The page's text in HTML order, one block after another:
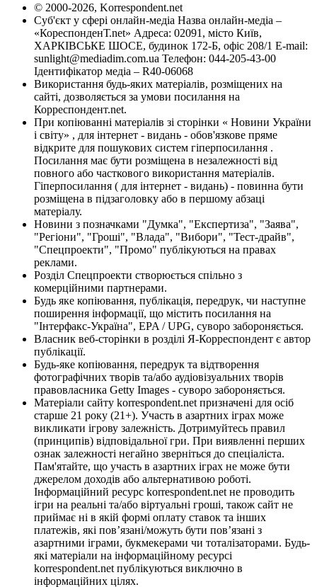
© 2000-2026, Korrespondent.net
Суб'єкт у сфері онлайн-медіа Назва онлайн-медіа –
«КореспонденТ.net» Адреса: 02091, місто Київ,
ХАРКІВСЬКЕ ШОСЕ, будинок 172-Б, офіс 208/1 E-mail:
sunlight@mediadim.com.ua Телефон: 044-205-43-00
Ідентифікатор медіа – R40-06068
Використання будь-яких матеріалів, розміщених на
сайті, дозволяється за умови посилання на
Корреспондент.net.
При копіюванні матеріалів зі сторінки « Новини України
і світу» , для інтернет - видань - обов'язкове пряме
відкрите для пошукових систем гіперпосилання .
Посилання має бути розміщена в незалежності від
повного або часткового використання матеріалів.
Гіперпосилання ( для інтернет - видань) - повинна бути
розміщена в підзаголовку або в першому абзаці
матеріалу.
Новини з позначками "Думка", "Експертиза", "Заява",
"Регіони", "Гроші", "Влада", "Вибори", "Тест-драйв",
"Спецпроекти", "Промо" публікуються на правах
реклами.
Розділ Спецпроекти створюється спільно з
комерційними партнерами.
Будь яке копіювання, публікація, передрук, чи наступне
поширення інформації, що містить посилання на
"Інтерфакс-Україна", EPA / UPG, суворо забороняється.
Власник веб-сторінки в розділі Я-Корреспондент є автор
публікації.
Будь-яке копіювання, передрук та відтворення
фотографічних творів та/або аудіовізуальних творів
правовласника Getty Images - суворо забороняється.
Матеріали сайту korrespondent.net призначені для осіб
старше 21 року (21+). Участь в азартних іграх може
викликати ігрову залежність. Дотримуйтесь правил
(принципів) відповідальної гри. При виявленні перших
ознак залежності негайно зверніться до спеціаліста.
Пам'ятайте, що участь в азартних іграх не може бути
джерелом доходів або альтернативою роботі.
Інформаційний ресурс korrespondent.net не проводить
ігри на реальні та/або віртуальні гроші, також сайт не
приймає ні в якій формі оплату ставок та інших
платежів, які пов’язані/можуть бути пов’язані з
азартними іграми, букмекерами чи тоталізаторами. Будь-
які матеріали на інформаційному ресурсі
korrespondent.net публікуються виключно в
інформаційних цілях.